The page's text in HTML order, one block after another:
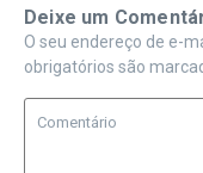
Deixe um
O seu endereço de e-
obrigatórios são